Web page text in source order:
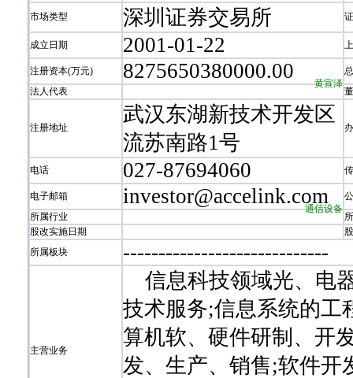
市场类型 深圳证券交易所
成立日期 2001-01-22
注册资本(万元) 8275650380000.00
法人代表
黄宣泽
注册地址
武汉东湖新技术开发区
流苏南路1号
电话 027-87694060
电子邮箱 investor@accelink.com
所属行业
通信设备
股改实施日期
所属板块
-----------------------------
主营业务
信息科技领域光、电
技术服务;信息系统的工
算机软、硬件研制、开
发、生产、销售;软件开